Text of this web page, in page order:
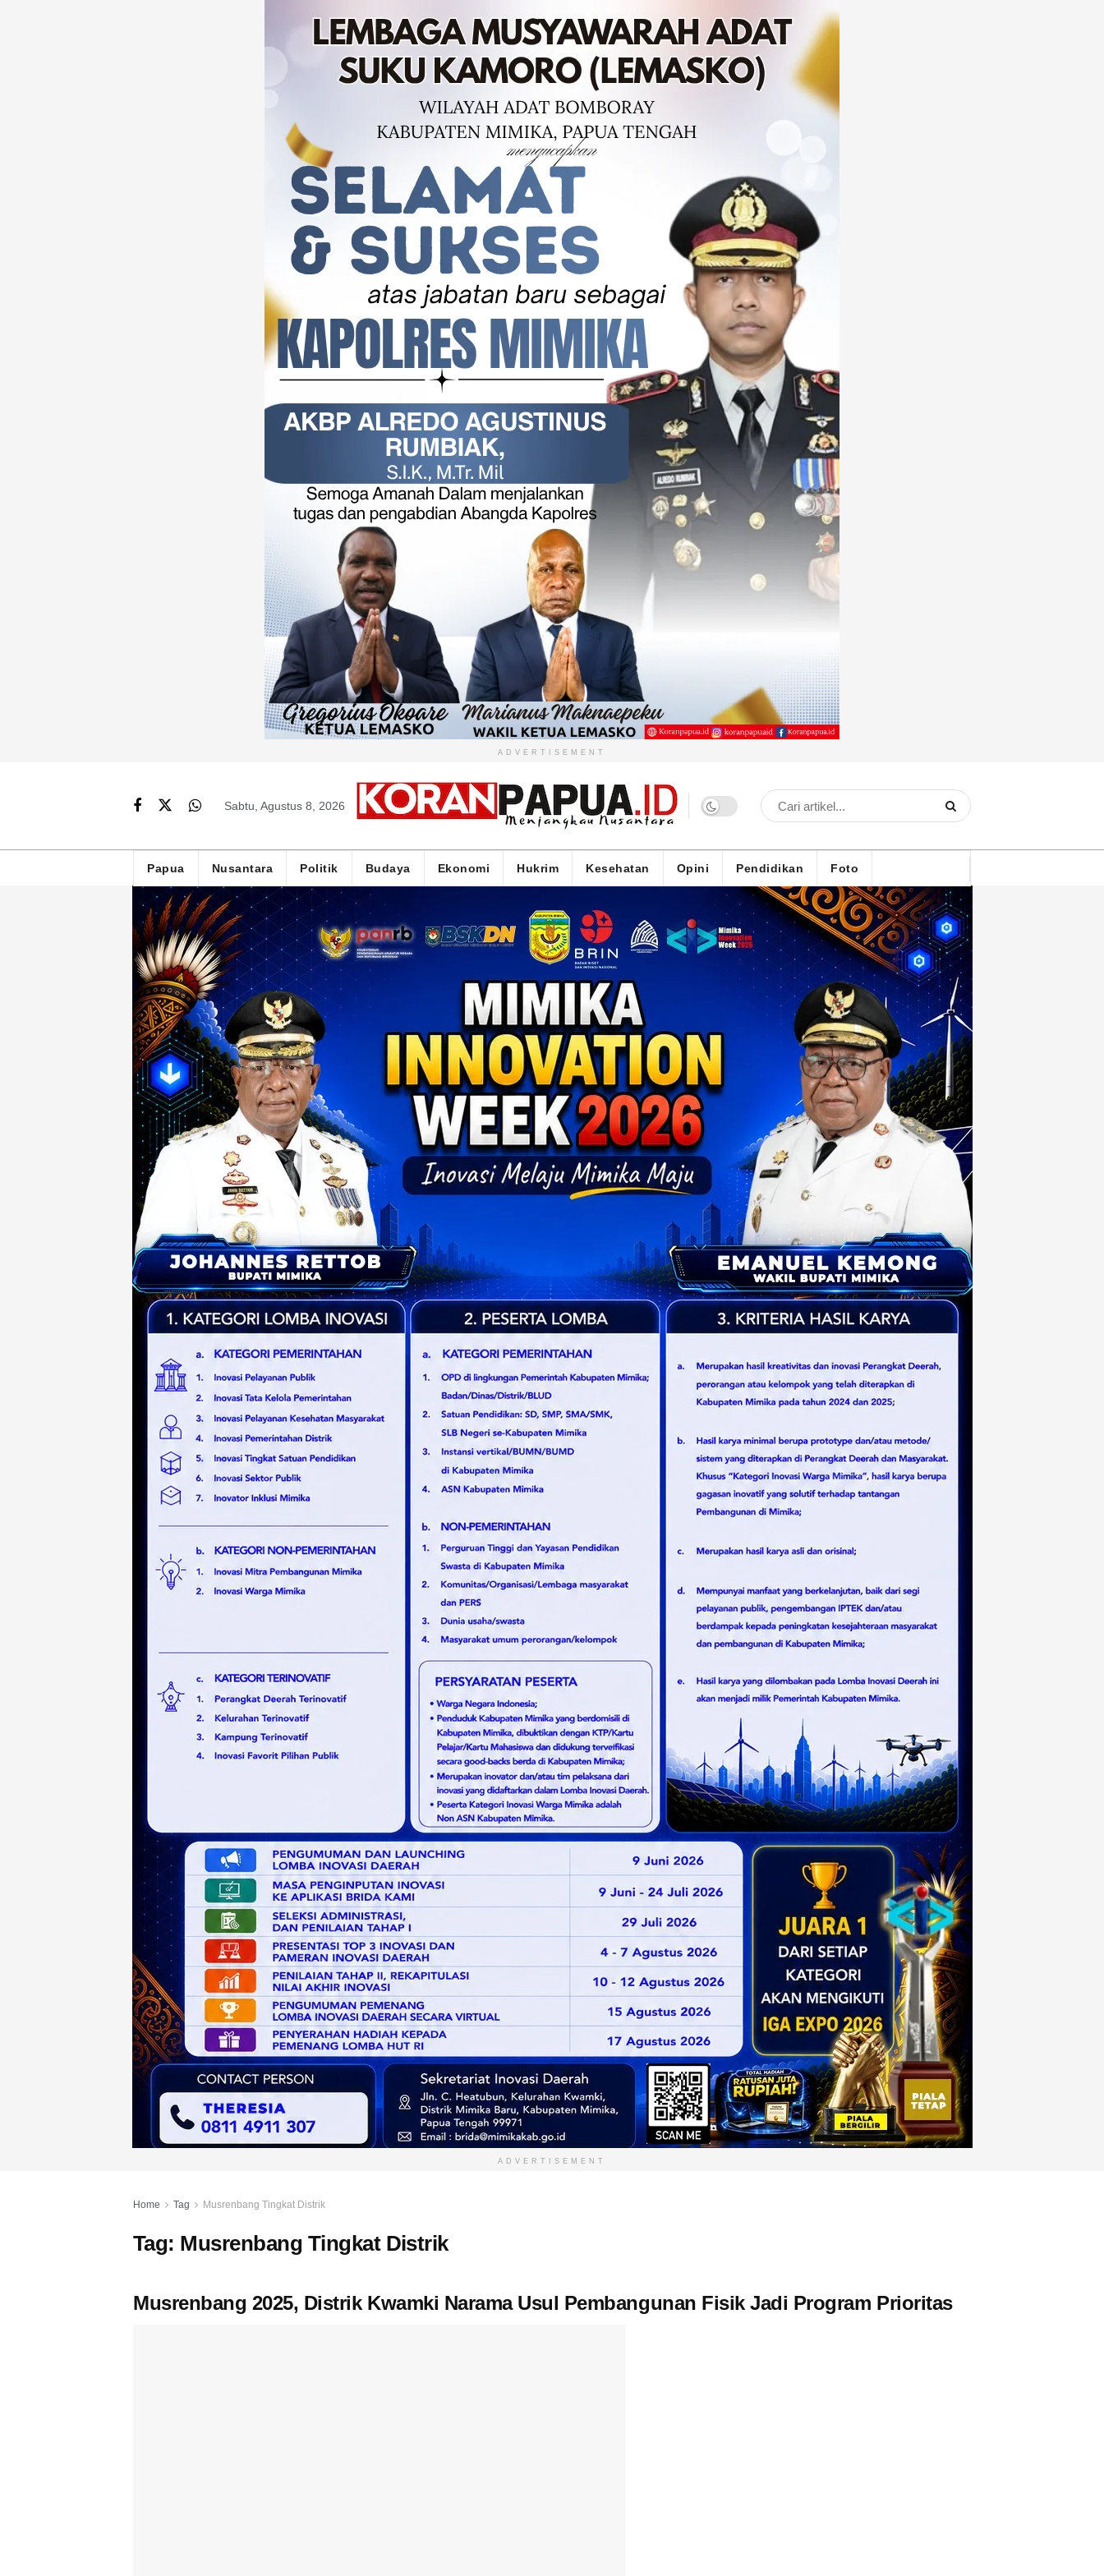
ADVERTISEMENT
Sabtu, Agustus 8, 2026
Papua Nusantara Politik Budaya Ekonomi Hukrim Kesehatan Opini Pendidikan Foto
ADVERTISEMENT
Home Tag Musrenbang Tingkat Distrik
Tag: Musrenbang Tingkat Distrik
Musrenbang 2025, Distrik Kwamki Narama Usul Pembangunan Fisik Jadi Program Prioritas